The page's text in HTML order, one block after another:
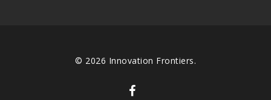
© 2026 Innovation Frontiers.